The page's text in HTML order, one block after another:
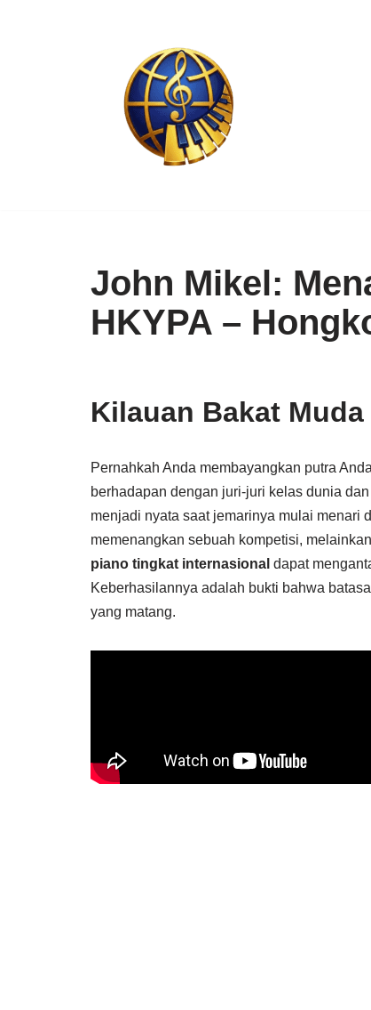
John Mikel:
HKYPA –
Kilauan Bakat
Pernahkah Anda membayangkan putra
berhadapan dengan juri-juri kelas dunia
menjadi nyata saat jemarinya mulai menari
memenangkan sebuah kompetisi,
piano tingkat internasional dapat
Keberhasilannya adalah bukti bahwa
yang matang.